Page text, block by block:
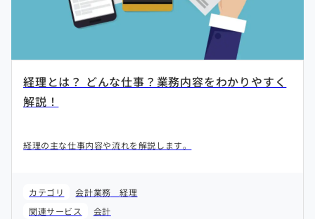
経理とは？ どんな仕事？業務内容をわかりやすく
解説！
経理の主な仕事内容や流れを解説します。
カテゴリ 会計業務
経理
関連サービス
会計